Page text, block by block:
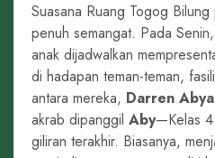
Suasana Ruang Togog
penuh semangat. Pada
anak dijadwalkan
di hadapan teman-teman,
antara mereka, Darren
akrab dipanggil Aby—Kelas 4
giliran terakhir. Biasanya,